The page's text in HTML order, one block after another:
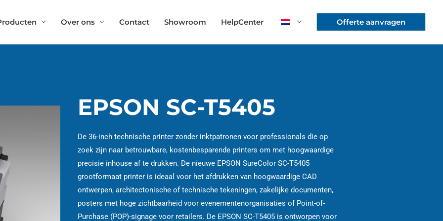
Over ons Contact Showroom HelpCenter Offerte aanvragen
EPSON SC-T5405
De 36-inch technische printer zonder inktpatronen voor professionals die op
zoek zijn naar betrouwbare, kostenbesparende printers om met hoogwaardige
precisie inhouse af te drukken. De nieuwe EPSON SureColor SC-T5405
grootformaat printer is ideaal voor het afdrukken van hoogwaardige CAD
ontwerpen, architectonische of technische tekeningen, zakelijke documenten,
posters met hoge zichtbaarheid voor evenementenorganisaties of Point-of-
Purchase (POP)-signage voor retailers. De EPSON SC-T5405 is ontworpen voor